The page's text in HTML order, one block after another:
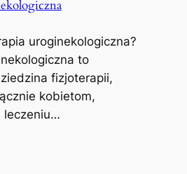
uroginekologiczna?
to
fizjoterapii,
kobietom,
leczeniu…